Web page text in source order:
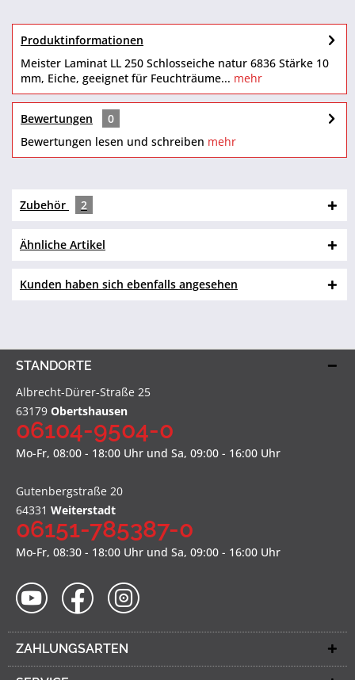
Produktinformationen
Meister Laminat LL 250 Schlosseiche natur 6836 Stärke 10
mm, Eiche, geeignet für Feuchträume... mehr
Bewertungen
0
Bewertungen lesen und schreiben mehr
Zubehör 2
Ähnliche Artikel
Kunden haben sich ebenfalls angesehen
STANDORTE
Albrecht-Dürer-Straße 25
63179 Obertshausen
06104-9504-0
Mo-Fr, 08:00 - 18:00 Uhr und Sa, 09:00 - 16:00 Uhr
Gutenbergstraße 20
64331 Weiterstadt
06151-785387-0
Mo-Fr, 08:30 - 18:00 Uhr und Sa, 09:00 - 16:00 Uhr
ZAHLUNGSARTEN